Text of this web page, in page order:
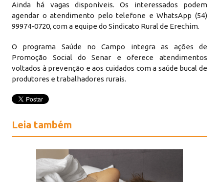
Ainda há vagas disponíveis. Os interessados podem
agendar o atendimento pelo telefone e WhatsApp (54)
99974-0720, com a equipe do Sindicato Rural de Erechim.
O programa Saúde no Campo integra as ações de
Promoção Social do Senar e oferece atendimentos
voltados à prevenção e aos cuidados com a saúde bucal de
produtores e trabalhadores rurais.
Leia também